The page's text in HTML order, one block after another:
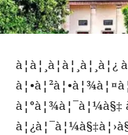
à¦°à¦¾à¦¯à¦¼à§‡